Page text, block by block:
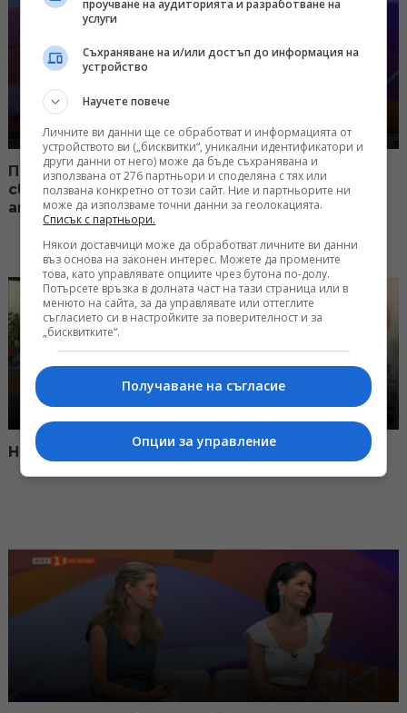
Проектът „Филмова ваканция“ - децата в
света на киното, журналистиката и
анимациите
Нов живот на старите мебели
проучване на аудиторията и разработване на
услуги
Съхраняване на и/или достъп до информация на
устройство
Научете повече
Личните ви данни ще се обработват и информацията от
устройството ви („бисквитки“, уникални идентификатори и
други данни от него) може да бъде съхранявана и
използвана от 276 партньори и споделяна с тях или
ползвана конкретно от този сайт. Ние и партньорите ни
може да използваме точни данни за геолокацията.
Списък с партньори.
Някои доставчици може да обработват личните ви данни
въз основа на законен интерес. Можете да промените
това, като управлявате опциите чрез бутона по-долу.
Потърсете връзка в долната част на тази страница или в
менюто на сайта, за да управлявате или оттеглите
съгласието си в настройките за поверителност и за
„бисквитките“.
Получаване на съгласие
Опции за управление